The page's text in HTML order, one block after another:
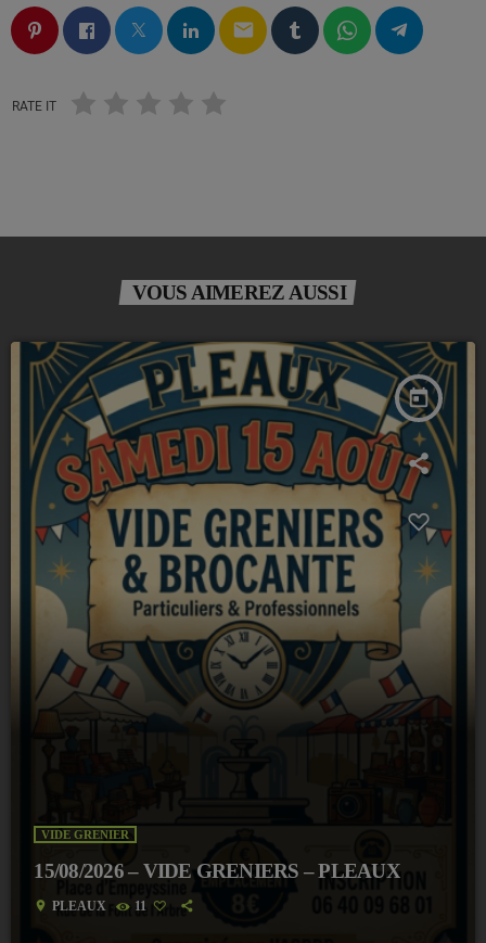
email
RATE IT
VOUS AIMEREZ AUSSI
today
VIDE GRENIER
15/08/2026 – VIDE GRENIERS – PLEAUX
location_on PLEAUX 11